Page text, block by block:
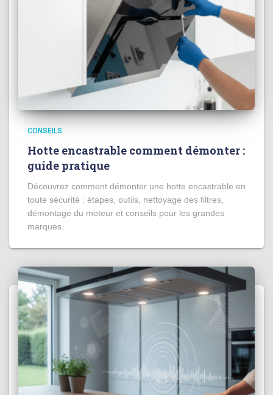
CONSEILS
Hotte encastrable comment démonter :
guide pratique
Découvrez comment démonter une hotte encastrable en
toute sécurité : étapes, outils, nettoyage des filtres,
démontage du moteur et conseils pour les grandes
marques.